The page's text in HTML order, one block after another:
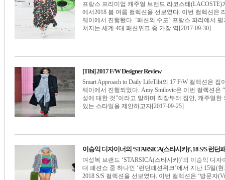
프랑스 프리미엄 캐주얼 브랜드 라코스테
에서2018 봄 여름 컬렉션을 선보였다. 이번 컬렉션은
웨이에서 진행됐다. ‘패션의 수도’ 프랑스 파리에서
쳐지는 세계 4대 패션위크 중 가장 역[2017-09-30]
[Tibi] 2017 F/W Designer Review
Smart Approach to Daily LifeTibi의 17 F/W 컬렉션은
웨이에서 진행되었다. Amy Smilovic은 이번 컬렉션
성에 대한 것”이라고 말하며 직장부터 집안, 캐주얼
있는 스타일을 제안하고자[2017-09-25]
이승익 디자이너의 ‘STARSICA(스타시카)’, 18 S/S 런던
여성복 브랜드 ‘STARSICA(스타시카)’의 이승익 디
대 패션쇼 중 하나인 ‘런던패션위크’에서 지난 15일(
2018 S/S 컬렉션을 선보였다. 이번 컬렉션은 ‘방문자